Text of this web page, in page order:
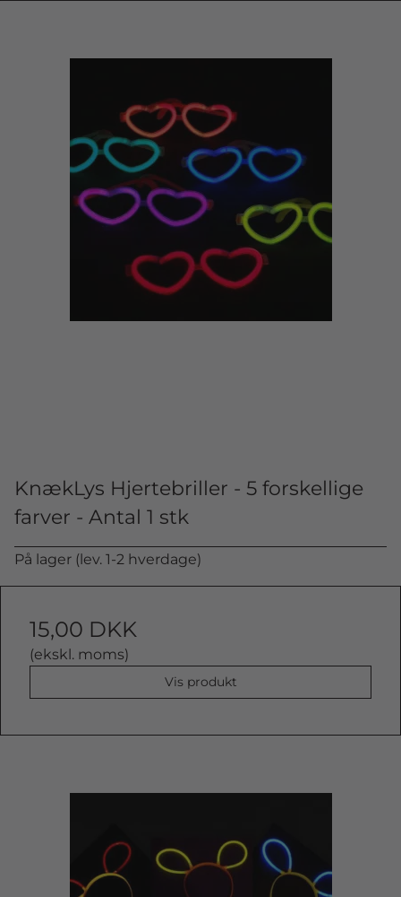
KnækLys Hjertebriller - 5 forskellige
farver - Antal 1 stk
På lager (lev. 1-2 hverdage)
15,00 DKK
(ekskl. moms)
Vis produkt